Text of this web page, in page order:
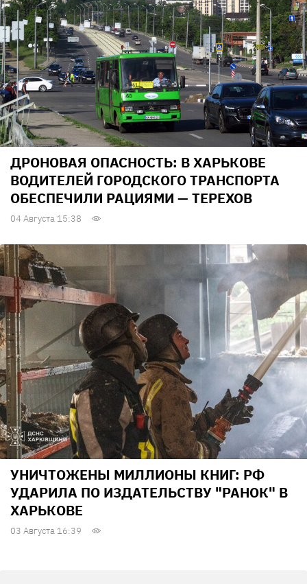
ДРОНОВАЯ ОПАСНОСТЬ: В ХАРЬКОВЕ
ВОДИТЕЛЕЙ ГОРОДСКОГО ТРАНСПОРТА
ОБЕСПЕЧИЛИ РАЦИЯМИ — ТЕРЕХОВ
04 Августа 15:38
УНИЧТОЖЕНЫ МИЛЛИОНЫ КНИГ: РФ
УДАРИЛА ПО ИЗДАТЕЛЬСТВУ "РАНОК" В
ХАРЬКОВЕ
03 Августа 16:39